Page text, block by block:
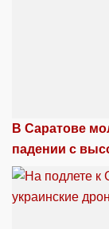
В Саратове
падении с